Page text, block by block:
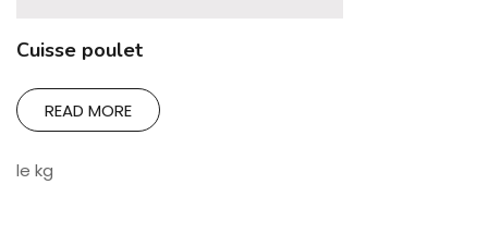
Cuisse poulet
READ MORE
le kg